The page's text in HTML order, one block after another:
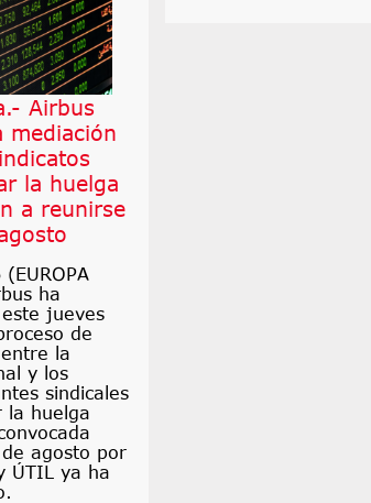
Airbus
mediación
la huelga
a reunirse
ha
jueves
de
la
y los
sindicales
la huelga
agosto por
ÚTIL ya ha